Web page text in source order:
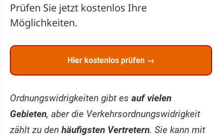
Prüfen Sie jetzt kostenlos Ihre
Möglichkeiten.
Hier kostenlos prüfen →
Ordnungswidrigkeiten gibt es auf vielen
Gebieten, aber die Verkehrsordnungswidrigkeit
zählt zu den häufigsten Vertretern. Sie kann mit